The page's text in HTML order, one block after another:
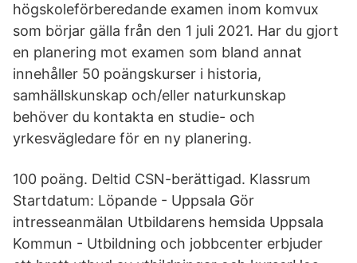
högskoleförberedande examen inom komvux
som börjar gälla från den 1 juli 2021. Har du gjort
en planering mot examen som bland annat
innehåller 50 poängskurser i historia,
samhällskunskap och/eller naturkunskap
behöver du kontakta en studie- och
yrkesvägledare för en ny planering.
100 poäng. Deltid CSN-berättigad. Klassrum
Startdatum: Löpande - Uppsala Gör
intresseanmälan Utbildarens hemsida Uppsala
Kommun - Utbildning och jobbcenter erbjuder